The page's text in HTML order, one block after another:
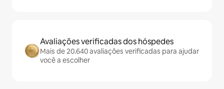
Avaliações verificadas dos hóspedes
Mais de 20.640 avaliações verificadas para ajudar
você a escolher